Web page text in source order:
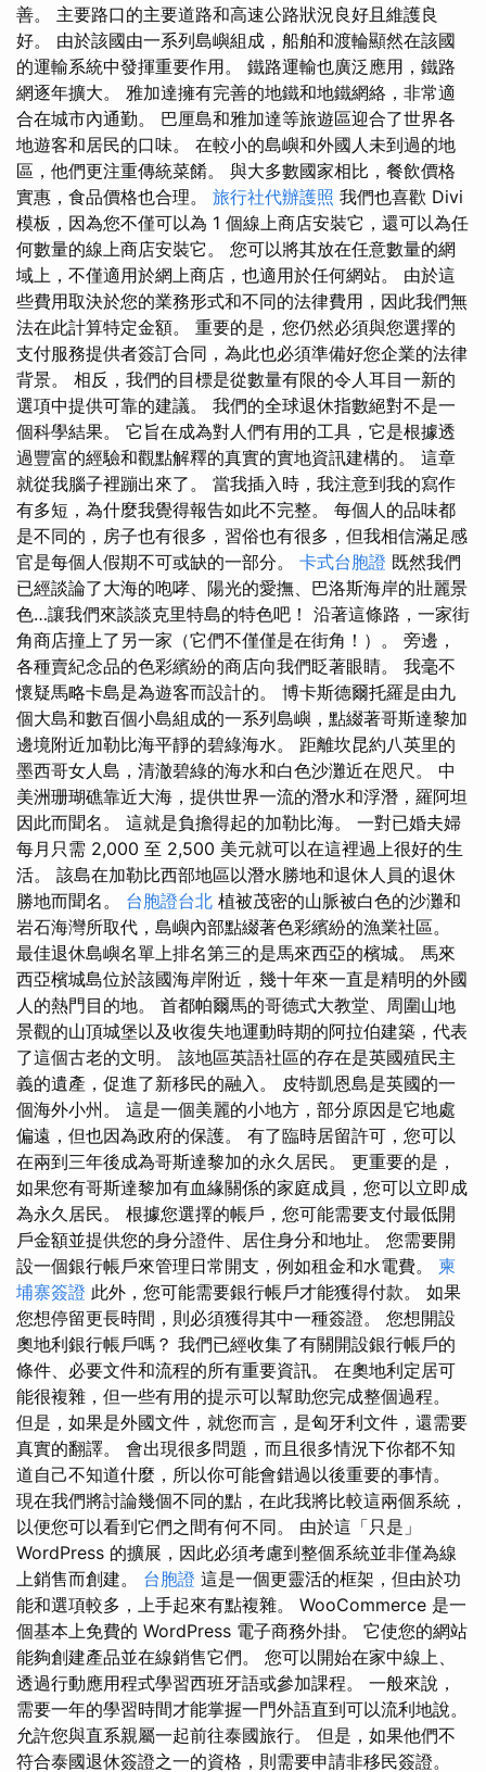
善。 主要路口的主要道路和高速公路狀況良好且維護良
好。 由於該國由一系列島嶼組成，船舶和渡輪顯然在該國
的運輸系統中發揮重要作用。 鐵路運輸也廣泛應用，鐵路
網逐年擴大。 雅加達擁有完善的地鐵和地鐵網絡，非常適
合在城市內通勤。 巴厘島和雅加達等旅遊區迎合了世界各
地遊客和居民的口味。 在較小的島嶼和外國人未到過的地
區，他們更注重傳統菜餚。 與大多數國家相比，餐飲價格
實惠，食品價格也合理。 旅行社代辦護照 我們也喜歡 Divi
模板，因為您不僅可以為 1 個線上商店安裝它，還可以為任
何數量的線上商店安裝它。 您可以將其放在任意數量的網
域上，不僅適用於網上商店，也適用於任何網站。 由於這
些費用取決於您的業務形式和不同的法律費用，因此我們無
法在此計算特定金額。 重要的是，您仍然必須與您選擇的
支付服務提供者簽訂合同，為此也必須準備好您企業的法律
背景。 相反，我們的目標是從數量有限的令人耳目一新的
選項中提供可靠的建議。 我們的全球退休指數絕對不是一
個科學結果。 它旨在成為對人們有用的工具，它是根據透
過豐富的經驗和觀點解釋的真實的實地資訊建構的。 這章
就從我腦子裡蹦出來了。 當我插入時，我注意到我的寫作
有多短，為什麼我覺得報告如此不完整。 每個人的品味都
是不同的，房子也有很多，習俗也有很多，但我相信滿足感
官是每個人假期不可或缺的一部分。 卡式台胞證 既然我們
已經談論了大海的咆哮、陽光的愛撫、巴洛斯海岸的壯麗景
色…讓我們來談談克里特島的特色吧！ 沿著這條路，一家街
角商店撞上了另一家（它們不僅僅是在街角！）。 旁邊，
各種賣紀念品的色彩繽紛的商店向我們眨著眼睛。 我毫不
懷疑馬略卡島是為遊客而設計的。 博卡斯德爾托羅是由九
個大島和數百個小島組成的一系列島嶼，點綴著哥斯達黎加
邊境附近加勒比海平靜的碧綠海水。 距離坎昆約八英里的
墨西哥女人島，清澈碧綠的海水和白色沙灘近在咫尺。 中
美洲珊瑚礁靠近大海，提供世界一流的潛水和浮潛，羅阿坦
因此而聞名。 這就是負擔得起的加勒比海。 一對已婚夫婦
每月只需 2,000 至 2,500 美元就可以在這裡過上很好的生
活。 該島在加勒比西部地區以潛水勝地和退休人員的退休
勝地而聞名。 台胞證台北 植被茂密的山脈被白色的沙灘和
岩石海灣所取代，島嶼內部點綴著色彩繽紛的漁業社區。
最佳退休島嶼名單上排名第三的是馬來西亞的檳城。 馬來
西亞檳城島位於該國海岸附近，幾十年來一直是精明的外國
人的熱門目的地。 首都帕爾馬的哥德式大教堂、周圍山地
景觀的山頂城堡以及收復失地運動時期的阿拉伯建築，代表
了這個古老的文明。 該地區英語社區的存在是英國殖民主
義的遺產，促進了新移民的融入。 皮特凱恩島是英國的一
個海外小州。 這是一個美麗的小地方，部分原因是它地處
偏遠，但也因為政府的保護。 有了臨時居留許可，您可以
在兩到三年後成為哥斯達黎加的永久居民。 更重要的是，
如果您有哥斯達黎加有血緣關係的家庭成員，您可以立即成
為永久居民。 根據您選擇的帳戶，您可能需要支付最低開
戶金額並提供您的身分證件、居住身分和地址。 您需要開
設一個銀行帳戶來管理日常開支，例如租金和水電費。 柬
埔寨簽證 此外，您可能需要銀行帳戶才能獲得付款。 如果
您想停留更長時間，則必須獲得其中一種簽證。 您想開設
奧地利銀行帳戶嗎？ 我們已經收集了有關開設銀行帳戶的
條件、必要文件和流程的所有重要資訊。 在奧地利定居可
能很複雜，但一些有用的提示可以幫助您完成整個過程。
但是，如果是外國文件，就您而言，是匈牙利文件，還需要
真實的翻譯。 會出現很多問題，而且很多情況下你都不知
道自己不知道什麼，所以你可能會錯過以後重要的事情。
現在我們將討論幾個不同的點，在此我將比較這兩個系統，
以便您可以看到它們之間有何不同。 由於這「只是」
WordPress 的擴展，因此必須考慮到整個系統並非僅為線
上銷售而創建。 台胞證 這是一個更靈活的框架，但由於功
能和選項較多，上手起來有點複雜。 WooCommerce 是一
個基本上免費的 WordPress 電子商務外掛。 它使您的網站
能夠創建產品並在線銷售它們。 您可以開始在家中線上、
透過行動應用程式學習西班牙語或參加課程。 一般來說，
需要一年的學習時間才能掌握一門外語直到可以流利地說。
允許您與直系親屬一起前往泰國旅行。 但是，如果他們不
符合泰國退休簽證之一的資格，則需要申請非移民簽證。